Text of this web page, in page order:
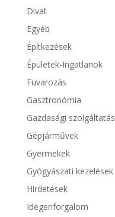
Divat
Egyéb
Építkezések
Épületek-Ingatlanok
Fuvarozás
Gasztronómia
Gazdasági szolgáltatás
Gépjárművek
Gyermekek
Gyógyászati kezelések
Hirdetések
Idegenforgalom